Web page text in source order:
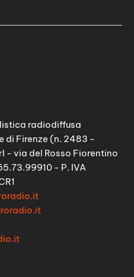
radiodiffusa
di Firenze (n. 2483 -
- via del Rosso Fiorentino
- P. IVA